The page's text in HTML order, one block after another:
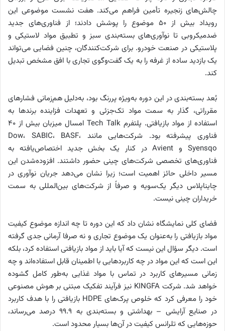
چالش‌های زنجیره تأمین فراهم می‌کند. هفت نشست موضوعی این
رویداد بیش از ۵۰ موضوع را پوشش دادند؛ از فناوری‌های جدید
ضدمیکروبی تا نوآوری‌های بسته‌بندی سبز و تطبیق مواد لاستیکی و
پلاستیکی در صنعت خودرو. برای شرکت‌کنندگان، چنین فضایی می‌تواند
یک بازدید ساده از غرفه را به یک گفت‌وگوی تجاری با افق مشخص تبدیل
کند.
بُعد بسته‌بندی در این دوره به‌ویژه پررنگ بود، به‌دلیل هم‌زمانی فشارهای
مقرراتی، گذار به سمت مواد تک‌جزئی و تعهدات فزاینده برندها به
استفاده از مواد بازیافتی. پلتفرم Tech Talk امسال میزبان بیش از ۴۰
فناوری پیشرفته بود. شرکت‌هایی مانند Dow، SABIC، BASF،
Syensqo و Avient در کنار یک بخش جدید اختصاص‌یافته به
فناوری‌های تخصصی شرکت‌های چینی حضور داشتند. افزوده‌شدن این
مسیر داخلی حائز اهمیت است؛ زیرا نشان می‌دهد جریان نوآوری در
چایناپلاس دیگر یک‌سویه و صرفاً از شرکت‌های بین‌المللی به سمت
خریداران چینی نیست.
فضای کلی نمایشگاه نشان داد که این دوره تا چه اندازه موضوع کیفیت
مواد بازیافتی را به‌عنوان یک موضوع تجاری و نه صرفا آرمانی جدی گرفته
است. دیگر سؤال این نیست که آیا باید از مواد بازیافتی استفاده کرد، بلکه
این است که این مواد در چه کاربردهایی با اطمینان قابل استفاده‌اند و چه
زمانی مسیرهای کاربرد در تماس با مواد غذایی به‌طور کامل گشوده
خواهد شد. شرکت KINGFA نیز فرآیند تفکیک مبتنی بر هوش مصنوعی
خود را معرفی کرد که خلوص پرک‌های HDPE بازیافتی را با هدف کاربرد
در صنایع آرایشی – بهداشتی و بسته‌بندی به ۹۹.۹ درصد می‌رساند،
حوزه‌هایی که تلرانس کیفیت در آن‌ها بسیار محدود است.